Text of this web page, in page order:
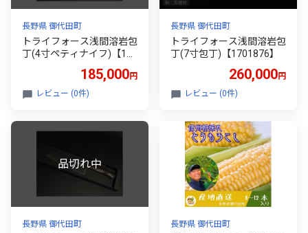
長野県 御代田町
トライフォース浅間溶岩包
丁(4寸ペティナイフ)【170
185,000円
レビュー (0件)
長野県 御代田町
トライフォース浅間溶岩包
丁(7寸包丁)【1701876】
260,000円
レビュー (0件)
長野県 御代田町 長野県 御代田町